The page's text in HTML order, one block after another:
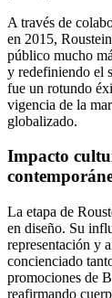
A través de
en 2015,
público mucho
y redefiniendo el
fue un rotundo
vigencia de la
globalizado.
Impacto
La etapa de
en diseño. Su
representación y
concienciado
promociones de
reafirmando